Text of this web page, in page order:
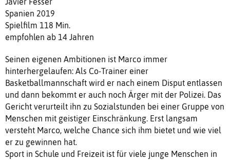
Spanien 2019
Spielfilm 118 Min.
empfohlen ab 14 Jahren
Seinen eigenen Ambitionen ist Marco immer
hinterhergelaufen: Als Co-Trainer einer
Basketballmannschaft wird er nach einem Disput entlassen
und dann bekommt er auch noch Ärger mit der Polizei. Das
Gericht verurteilt ihn zu Sozialstunden bei einer Gruppe von
Menschen mit geistiger Einschränkung. Erst langsam
versteht Marco, welche Chance sich ihm bietet und wie viel
er zu gewinnen hat.
Sport in Schule und Freizeit ist für viele junge Menschen in